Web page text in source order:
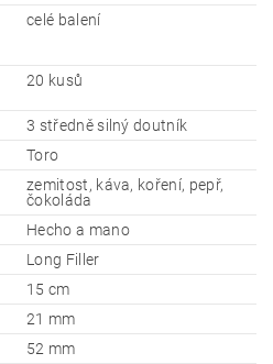
celé balení
20 kusů
3 středně silný doutník
Toro
zemitost, káva, koření, pepř,
čokoláda
Hecho a mano
Long Filler
15 cm
21 mm
52 mm